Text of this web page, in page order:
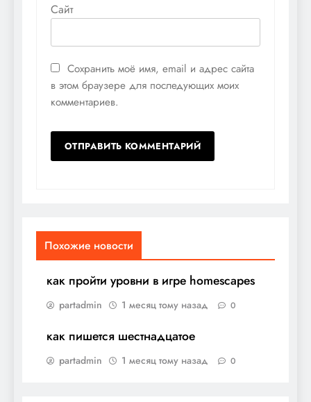
Сайт
Сохранить моё имя, email и адрес сайта
в этом браузере для последующих моих
комментариев.
Похожие новости
как пройти уровни в игре homescapes
partadmin 1 месяц тому назад 0
как пишется шестнадцатое
partadmin 1 месяц тому назад 0